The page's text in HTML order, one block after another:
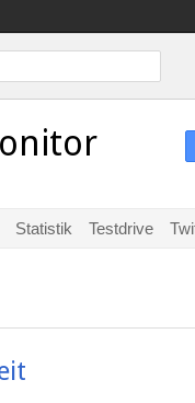
Statistik Testdrive